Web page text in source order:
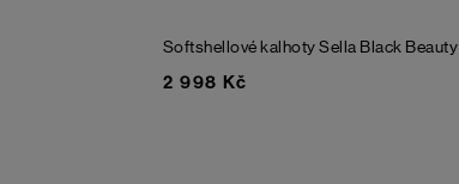
Softshellové kalhoty Sella Black Beauty
2 998 Kč